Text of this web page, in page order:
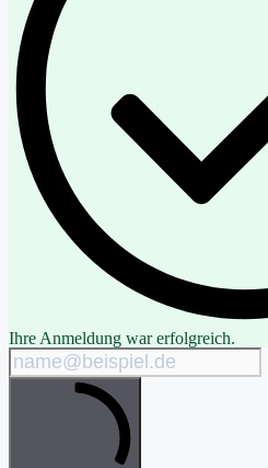
Ihre Anmeldung war erfolgreich.